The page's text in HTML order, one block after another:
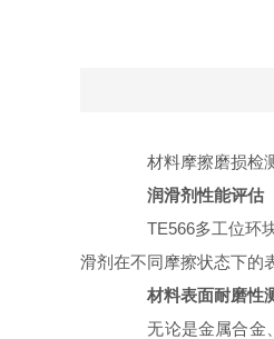
材料摩擦磨损检测
润滑剂性能评估
TE566多工位环块
滑剂在不同摩擦状态下的
材料表面耐磨性
无论是金属合金、